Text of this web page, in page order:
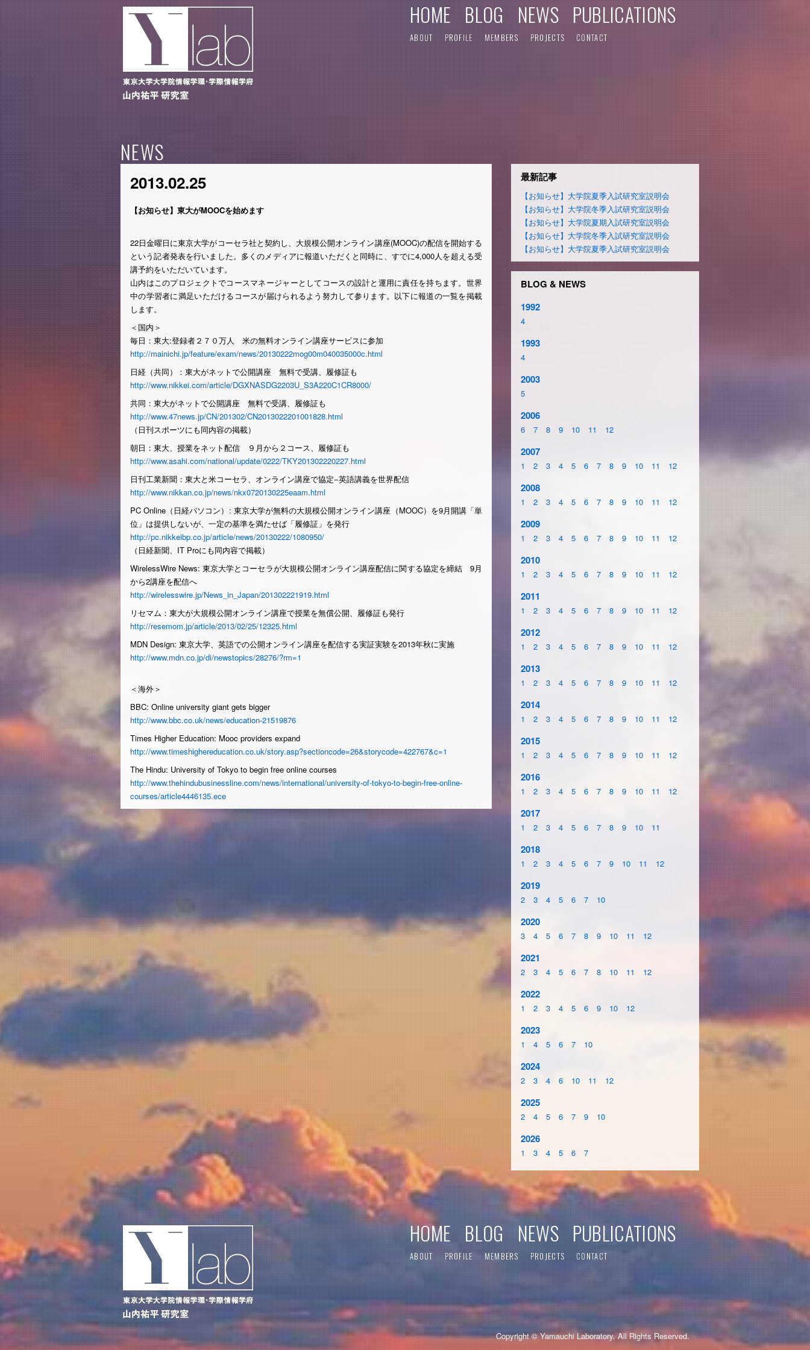
HOME BLOG NEWS PUBLICATIONS
ABOUT PROFILE MEMBERS PROJECTS CONTACT
NEWS
2013.02.25
【お知らせ】東大がMOOCを始めます
22日金曜日に東京大学がコーセラ社と契約し、大規模公開オンライン講座(MOOC)の配信を開始する
という記者発表を行いました。多くのメディアに報道いただくと同時に、すでに4,000人を超える受
講予約をいただいています。
山内はこのプロジェクトでコースマネージャーとしてコースの設計と運用に責任を持ちます。世界
中の学習者に満足いただけるコースが届けられるよう努力して参ります。以下に報道の一覧を掲載
します。
＜国内＞
毎日：東大:登録者２７０万人 米の無料オンライン講座サービスに参加
http://mainichi.jp/feature/exam/news/20130222mog00m040035000c.html
日経（共同）：東大がネットで公開講座 無料で受講、履修証も
http://www.nikkei.com/article/DGXNASDG2203U_S3A220C1CR8000/
共同：東大がネットで公開講座 無料で受講、履修証も
http://www.47news.jp/CN/201302/CN2013022201001828.html
（日刊スポーツにも同内容の掲載）
朝日：東大、授業をネット配信 ９月から２コース、履修証も
http://www.asahi.com/national/update/0222/TKY201302220227.html
日刊工業新聞：東大と米コーセラ、オンライン講座で協定−英語講義を世界配信
http://www.nikkan.co.jp/news/nkx0720130225eaam.html
PC Online（日経パソコン）: 東京大学が無料の大規模公開オンライン講座（MOOC）を9月開講「単
位」は提供しないが、一定の基準を満たせば「履修証」を発行
http://pc.nikkeibp.co.jp/article/news/20130222/1080950/
（日経新聞、IT Proにも同内容で掲載）
WirelessWire News: 東京大学とコーセラが大規模公開オンライン講座配信に関する協定を締結 9月
から2講座を配信へ
http://wirelesswire.jp/News_in_Japan/201302221919.html
リセマム：東大が大規模公開オンライン講座で授業を無償公開、履修証も発行
http://resemom.jp/article/2013/02/25/12325.html
MDN Design: 東京大学、英語での公開オンライン講座を配信する実証実験を2013年秋に実施
http://www.mdn.co.jp/di/newstopics/28276/?rm=1
＜海外＞
BBC: Online university giant gets bigger
http://www.bbc.co.uk/news/education-21519876
Times Higher Education: Mooc providers expand
http://www.timeshighereducation.co.uk/story.asp?sectioncode=26&storycode=422767&c=1
The Hindu: University of Tokyo to begin free online courses
http://www.thehindubusinessline.com/news/international/university-of-tokyo-to-begin-free-online-
courses/article4446135.ece
最新記事
【お知らせ】大学院夏季入試研究室説明会
【お知らせ】大学院冬季入試研究室説明会
【お知らせ】大学院夏期入試研究室説明会
【お知らせ】大学院冬季入試研究室説明会
【お知らせ】大学院夏季入試研究室説明会
BLOG & NEWS
1992
4
1993
4
2003
5
2006
6 7 8 9 10 11 12
2007
1 2 3 4 5 6 7 8 9 10 11 12
2008
1 2 3 4 5 6 7 8 9 10 11 12
2009
1 2 3 4 5 6 7 8 9 10 11 12
2010
1 2 3 4 5 6 7 8 9 10 11 12
2011
1 2 3 4 5 6 7 8 9 10 11 12
2012
1 2 3 4 5 6 7 8 9 10 11 12
2013
1 2 3 4 5 6 7 8 9 10 11 12
2014
1 2 3 4 5 6 7 8 9 10 11 12
2015
1 2 3 4 5 6 7 8 9 10 11 12
2016
1 2 3 4 5 6 7 8 9 10 11 12
2017
1 2 3 4 5 6 7 8 9 10 11
2018
1 2 3 4 5 6 7 9 10 11 12
2019
2 3 4 5 6 7 10
2020
3 4 5 6 7 8 9 10 11 12
2021
2 3 4 5 6 7 8 10 11 12
2022
1 2 3 4 5 6 9 10 12
2023
1 4 5 6 7 10
2024
2 3 4 6 10 11 12
2025
2 4 5 6 7 9 10
2026
1 3 4 5 6 7
HOME BLOG NEWS PUBLICATIONS
ABOUT PROFILE MEMBERS PROJECTS CONTACT
Copyright © Yamauchi Laboratory. All Rights Reserved.